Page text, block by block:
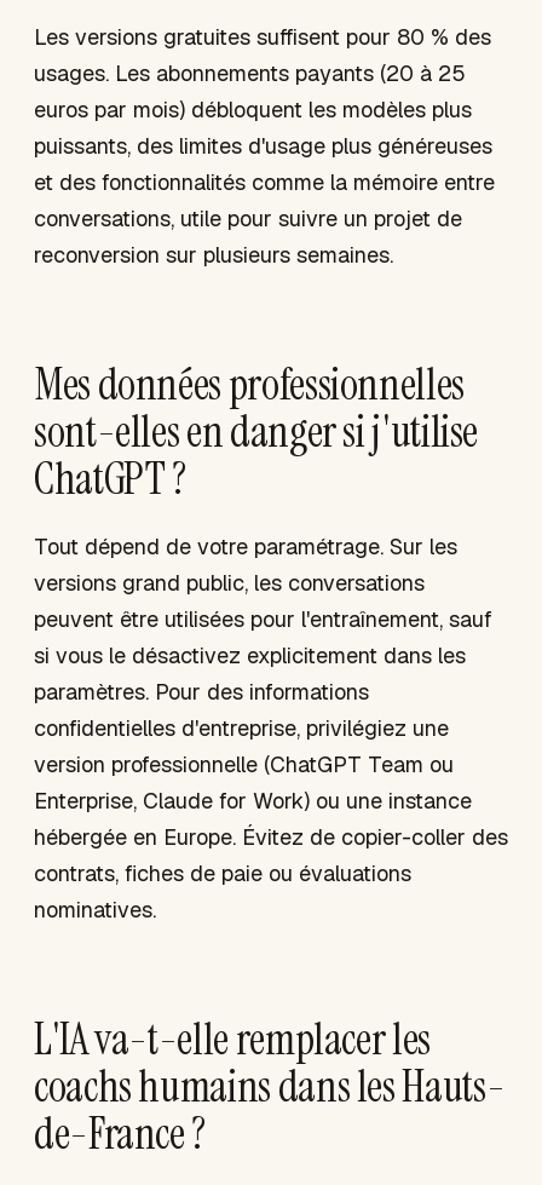
Les versions gratuites suffisent pour 80 % des
usages. Les abonnements payants (20 à 25
euros par mois) débloquent les modèles plus
puissants, des limites d'usage plus généreuses
et des fonctionnalités comme la mémoire entre
conversations, utile pour suivre un projet de
reconversion sur plusieurs semaines.
Mes données professionnelles
sont-elles en danger si j'utilise
ChatGPT ?
Tout dépend de votre paramétrage. Sur les
versions grand public, les conversations
peuvent être utilisées pour l'entraînement, sauf
si vous le désactivez explicitement dans les
paramètres. Pour des informations
confidentielles d'entreprise, privilégiez une
version professionnelle (ChatGPT Team ou
Enterprise, Claude for Work) ou une instance
hébergée en Europe. Évitez de copier-coller des
contrats, fiches de paie ou évaluations
nominatives.
L'IA va-t-elle remplacer les
coachs humains dans les Hauts-
de-France ?